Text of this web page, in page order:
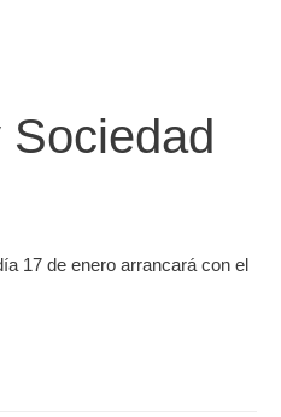
Sociedad
17 de enero arrancará con el